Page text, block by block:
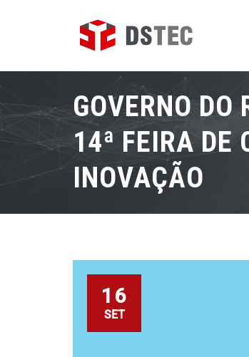
GOVERNO
14ª FEIRA DE
INOVAÇÃO
16
SET